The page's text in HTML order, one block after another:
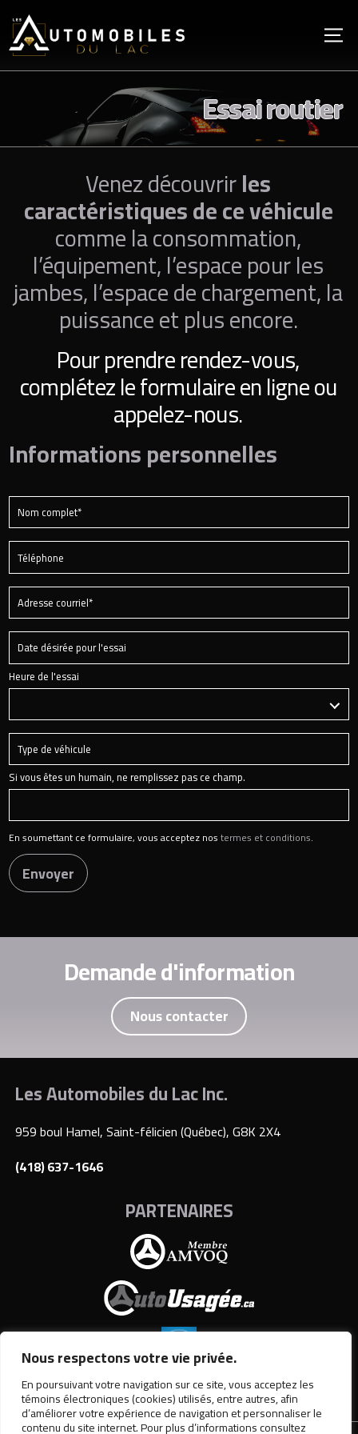
Nous respectons votre vie privée.
En poursuivant votre navigation sur ce site, vous acceptez les
témoins électroniques (cookies) utilisés, entre autres, afin
d’améliorer votre expérience de navigation et personnaliser le
contenu du site internet. Pour plus d’informations consultez
Essai routier
Venez découvrirles
caractéristiques de ce véhicule
comme la consommation,
l’équipement, l’espace pour les
jambes, l’espace de chargement, la
puissance et plus encore.
Pour prendre rendez-vous,
complétez le formulaire en ligne ou
appelez-nous.
Informations personnelles
Heure de l'essai
Si vous êtes un humain, ne remplissez pas ce champ.
En soumettant ce formulaire, vous acceptez nostermes et conditions.
Envoyer
Demande d'information
Nous contacter
Les Automobiles du Lac Inc.
959 boul Hamel, Saint-félicien (Québec), G8K 2X4
(418) 637-1646
PARTENAIRES